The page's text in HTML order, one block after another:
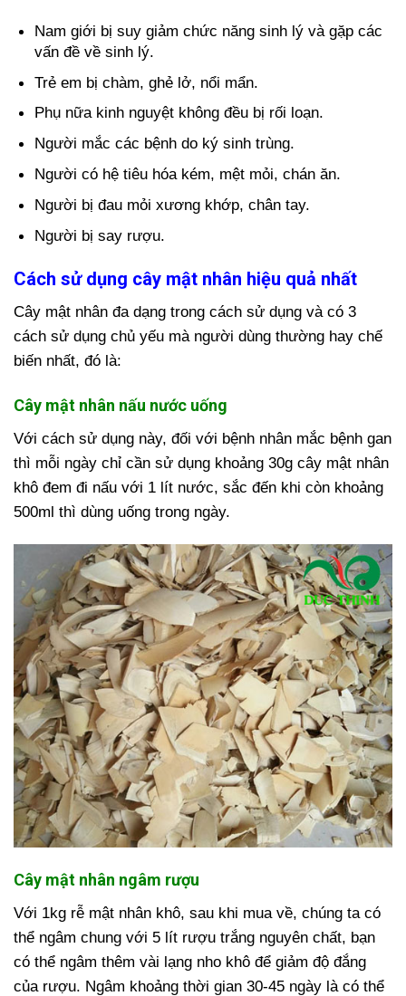
Nam giới bị suy giảm chức năng sinh lý và gặp các
vấn đề về sinh lý.
Trẻ em bị chàm, ghẻ lở, nổi mẩn.
Phụ nữa kinh nguyệt không đều bị rối loạn.
Người mắc các bệnh do ký sinh trùng.
Người có hệ tiêu hóa kém, mệt mỏi, chán ăn.
Người bị đau mỏi xương khớp, chân tay.
Người bị say rượu.
Cách sử dụng cây mật nhân hiệu quả nhất
Cây mật nhân đa dạng trong cách sử dụng và có 3
cách sử dụng chủ yếu mà người dùng thường hay chế
biến nhất, đó là:
Cây mật nhân nấu nước uống
Với cách sử dụng này, đối với bệnh nhân mắc bệnh gan
thì mỗi ngày chỉ cần sử dụng khoảng 30g cây mật nhân
khô đem đi nấu với 1 lít nước, sắc đến khi còn khoảng
500ml thì dùng uống trong ngày.
Cây mật nhân ngâm rượu
Với 1kg rễ mật nhân khô, sau khi mua về, chúng ta có
thể ngâm chung với 5 lít rượu trắng nguyên chất, bạn
có thể ngâm thêm vài lạng nho khô để giảm độ đắng
của rượu. Ngâm khoảng thời gian 30-45 ngày là có thể